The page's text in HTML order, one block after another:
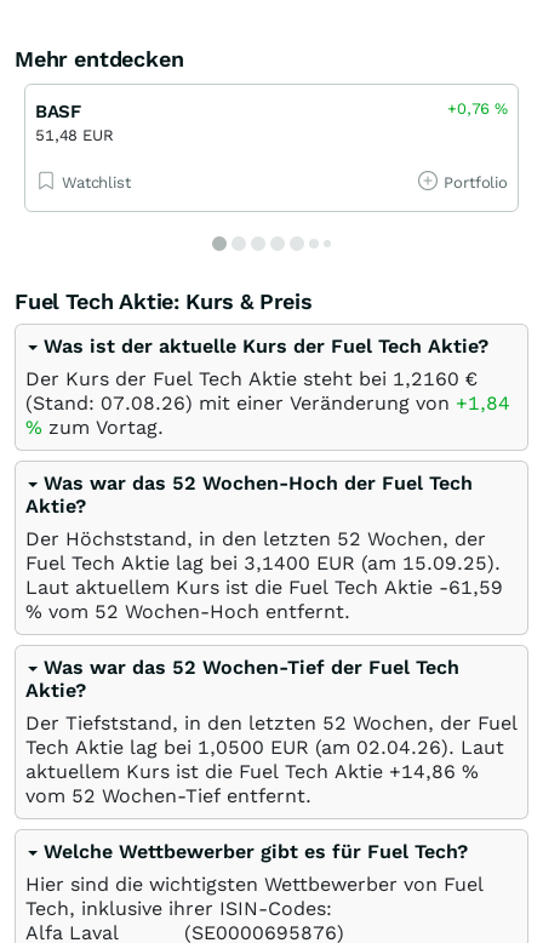
Mehr entdecken
BASF
51,48 EUR
+0,76%
Watchlist Portfolio
Fuel Tech Aktie: Kurs & Preis
Was ist der aktuelle Kurs der Fuel Tech Aktie?
Der Kurs der Fuel Tech Aktie steht bei 1,2160 €
(Stand: 07.08.26) mit einer Veränderung von +1,84
% zum Vortag.
Was war das 52 Wochen-Hoch der Fuel Tech
Aktie?
Der Höchststand, in den letzten 52 Wochen, der
Fuel Tech Aktie lag bei 3,1400 EUR (am 15.09.25).
Laut aktuellem Kurs ist die Fuel Tech Aktie -61,59
% vom 52 Wochen-Hoch entfernt.
Was war das 52 Wochen-Tief der Fuel Tech
Aktie?
Der Tiefststand, in den letzten 52 Wochen, der Fuel
Tech Aktie lag bei 1,0500 EUR (am 02.04.26). Laut
aktuellem Kurs ist die Fuel Tech Aktie +14,86 %
vom 52 Wochen-Tief entfernt.
Welche Wettbewerber gibt es für Fuel Tech?
Hier sind die wichtigsten Wettbewerber von Fuel
Tech, inklusive ihrer ISIN-Codes:
Alfa Laval
(SE0000695876)